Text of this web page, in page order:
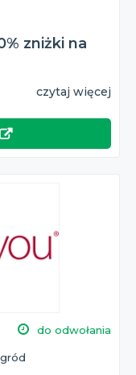
zniżki na
czytaj więcej
do odwołania